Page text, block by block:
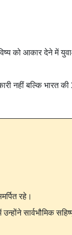
को आकार देने में
नहीं बल्कि भारत
रहे।
सार्वभौमिक